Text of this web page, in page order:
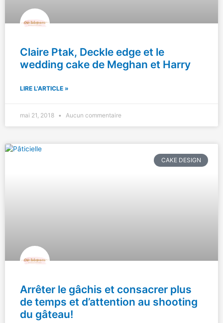
Claire Ptak, Deckle edge et le
wedding cake de Meghan et Harry
LIRE L'ARTICLE »
mai 21, 2018 Aucun commentaire
CAKE DESIGN
Arrêter le gâchis et consacrer plus
de temps et d’attention au shooting
du gâteau!